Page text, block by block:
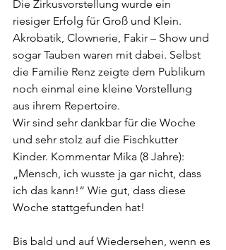
Die Zirkusvorstellung wurde ein
riesiger Erfolg für Groß und Klein.
Akrobatik, Clownerie, Fakir – Show und
sogar Tauben waren mit dabei. Selbst
die Familie Renz zeigte dem Publikum
noch einmal eine kleine Vorstellung
aus ihrem Repertoire.
Wir sind sehr dankbar für die Woche
und sehr stolz auf die Fischkutter
Kinder. Kommentar Mika (8 Jahre):
„Mensch, ich wusste ja gar nicht, dass
ich das kann!“ Wie gut, dass diese
Woche stattgefunden hat!
Bis bald und auf Wiedersehen, wenn es